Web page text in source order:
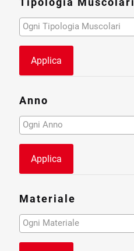
Applica
Anno
Applica
Materiale